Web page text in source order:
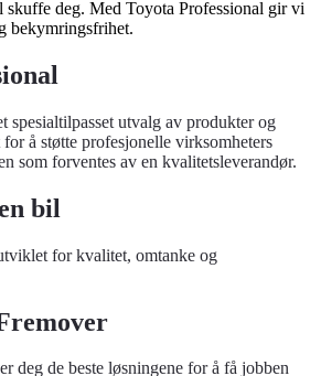
deg. Med Toyota Professional gir vi
bekymringsfrihet.
spesialtilpasset utvalg av produkter og
å støtte profesjonelle virksomheters
som forventes av en kvalitetsleverandør.
bil
for kvalitet, omtanke og
deg de beste løsningene for å få jobben